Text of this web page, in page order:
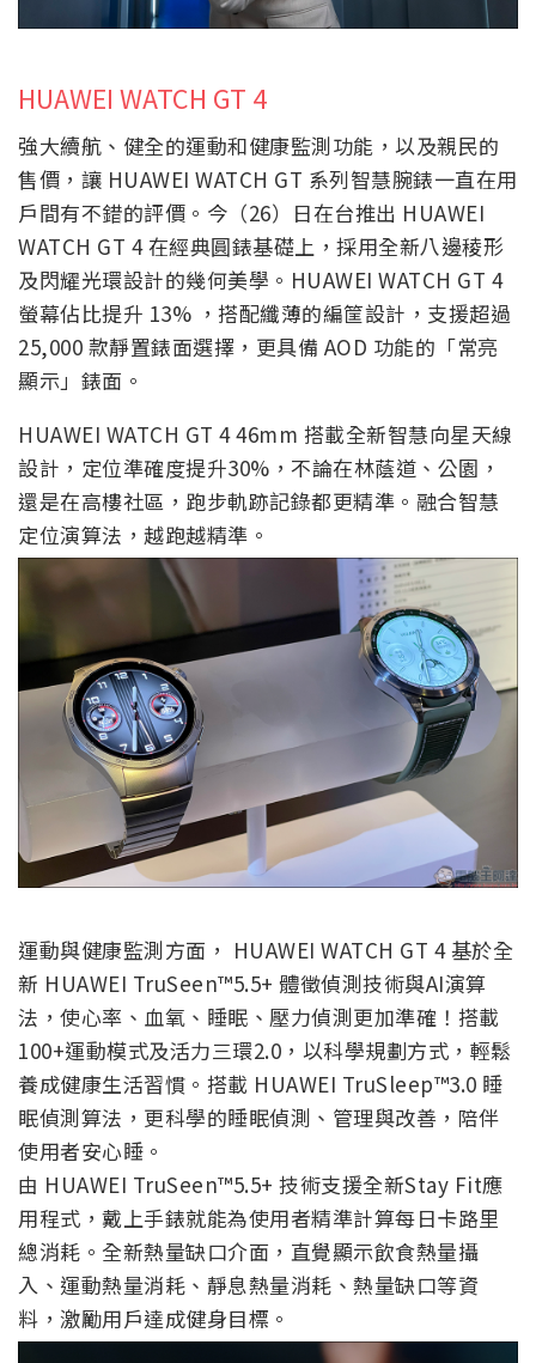
HUAWEI WATCH GT 4
強大續航、健全的運動和健康監測功能，以及親民的
售價，讓 HUAWEI WATCH GT 系列智慧腕錶一直在用
戶間有不錯的評價。今（26）日在台推出 HUAWEI
WATCH GT 4 在經典圓錶基礎上，採用全新八邊稜形
及閃耀光環設計的幾何美學。HUAWEI WATCH GT 4
螢幕佔比提升 13% ，搭配纖薄的編筐設計，支援超過
25,000 款靜置錶面選擇，更具備 AOD 功能的「常亮
顯示」錶面。
HUAWEI WATCH GT 4 46mm 搭載全新智慧向星天線
設計，定位準確度提升30%，不論在林蔭道、公園，
還是在高樓社區，跑步軌跡記錄都更精準。融合智慧
定位演算法，越跑越精準。
運動與健康監測方面， HUAWEI WATCH GT 4 基於全
新 HUAWEI TruSeen™5.5+ 體徵偵測技術與AI演算
法，使心率、血氧、睡眠、壓力偵測更加準確！搭載
100+運動模式及活力三環2.0，以科學規劃方式，輕鬆
養成健康生活習慣。搭載 HUAWEI TruSleep™3.0 睡
眠偵測算法，更科學的睡眠偵測、管理與改善，陪伴
使用者安心睡。
由 HUAWEI TruSeen™5.5+ 技術支援全新Stay Fit應
用程式，戴上手錶就能為使用者精準計算每日卡路里
總消耗。全新熱量缺口介面，直覺顯示飲食熱量攝
入、運動熱量消耗、靜息熱量消耗、熱量缺口等資
料，激勵用戶達成健身目標。